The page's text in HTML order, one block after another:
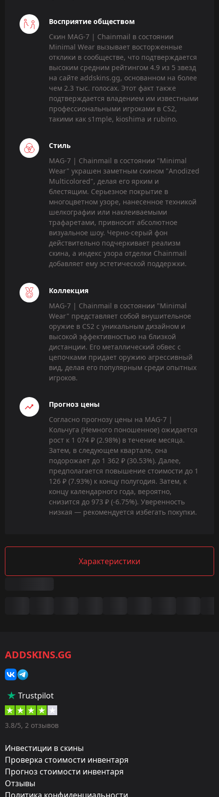
Восприятие обществом
Скин MAG-7 | Chainmail в состоянии
Minimal Wear вызывает восторженные
отклики в сообществе, что подтверждается
высоким средним рейтингом 4.9 из 5 звезд
на сайте addskins.gg, основанном на более
чем 2.3 тыс. голосах. Этот факт также
подтверждается владением им известными
профессиональными игроками в CS2,
такими как s1mple, kioshima и rubino.
Стиль
MAG-7 | Chainmail в состоянии "Minimal
Wear" украшен заметным скином "Anodized
Multicolored", делая его ярким и
блестящим. Серьезное покрытие в
многоцветном узоре, нанесенное техникой
шелкографии или наклеиваемыми
трафаретами, привносит абсолютное
визуальное шоу. Черно-серый фон
действительно подчеркивает реализм
скина, а индекс узора отделки Chainmail
добавляет ему эстетической поддержки.
Коллекция
MAG-7 | Chainmail в состоянии "Minimal
Wear" представляет собой внушительное
оружие в CS2 с уникальным дизайном и
высокой эффективностью на близкой
дистанции. Его металлический обвес с
цепочками придает оружию агрессивный
вид, делая его популярным среди опытных
игроков.
Прогноз цены
Согласно прогнозу цены на MAG-7 |
Кольчуга (Немного поношенное) ожидается
рост к 1 074 ₽ (2.98%) в течение месяца.
Затем, в следующем квартале, она
подорожает до 1 362 ₽ (30.53%). Далее,
предполагается повышение стоимости до 1
126 ₽ (7.93%) к концу полугодия. Затем, к
концу календарного года, вероятно,
снизится до 973 ₽ (-6.75%). Уверенность
низкая — рекомендуется избегать покупки.
Характеристики
Категория:
Скины
Дробовики
Оружие:
Exterior:
Немного поношенное
ADDSKINS.GG
Trustpilot
3.8/5, 2 отзывов
Инвестиции в скины
Проверка стоимости инвентаря
Прогноз стоимости инвентаря
Отзывы